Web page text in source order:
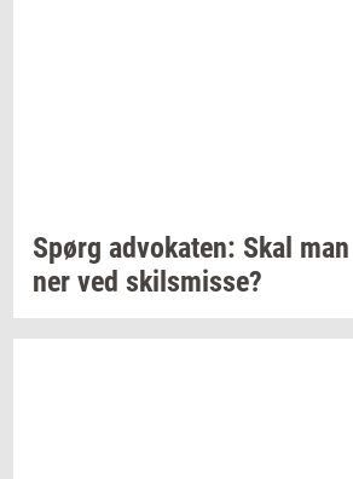
Spørg ad­vo­ka­ten: Skal
ner ved skils­mis­se?